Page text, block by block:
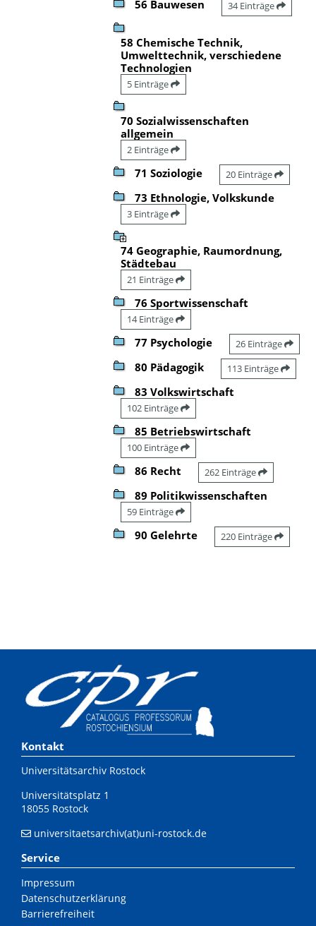
56 Bauwesen 34 Einträge
58 Chemische Technik,
Umwelttechnik, verschiedene
Technologien
5 Einträge
70 Sozialwissenschaften
allgemein
2 Einträge
71 Soziologie 20 Einträge
73 Ethnologie, Volkskunde
3 Einträge
74 Geographie, Raumordnung,
Städtebau
21 Einträge
76 Sportwissenschaft
14 Einträge
77 Psychologie 26 Einträge
80 Pädagogik 113 Einträge
83 Volkswirtschaft
102 Einträge
85 Betriebswirtschaft
100 Einträge
86 Recht 262 Einträge
89 Politikwissenschaften
59 Einträge
90 Gelehrte 220 Einträge
Kontakt
Universitätsarchiv Rostock
Universitätsplatz 1
18055 Rostock
universitaetsarchiv(at)uni-rostock.de
Service
Impressum
Datenschutzerklärung
Barrierefreiheit